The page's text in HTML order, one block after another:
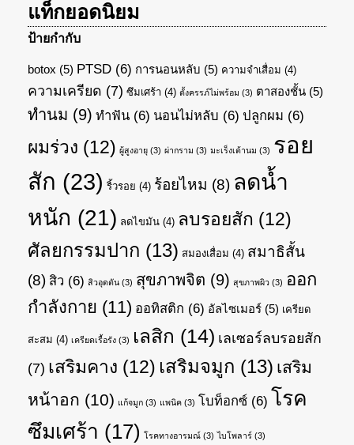
แท็กยอดนิยม
ป้ายกำกับ
botox (5) PTSD (6) การนอนหลับ (5) ความจำเสื่อม (4)
ความเครียด (7) ซึมเศร้า (4) ตั้งครรภ์ไม่พร้อม (3) ตาสองชั้น (5)
ทำนม (9) ทำฟัน (6) นอนไม่หลับ (6) ปลูกผม (6)
ผมร่วง (12) ผู้สูงอายุ (3) ผ่ากราม (3) มะเร็งเต้านม (3) รอย
สัก (23) ริ้วรอย (4) ร้อยไหม (8) ลดน้ำ
หนัก (21) ลดไขมัน (4) ลบรอยสัก (12)
ศัลยกรรมปาก (13) สมองเสื่อม (4) สมาธิสั้น
(8) สิว (6) สิวอุดตัน (3) สุขภาพจิต (9) สุขภาพผิว (3) ออก
กำลังกาย (11) ออทิสติก (6) อัลไซเมอร์ (5) เครียด
สะสม (4) เครียดเรื้อรัง (3) เลสิก (14) เลเซอร์ลบรอยสัก
(7) เสริมคาง (12) เสริมจมูก (13) เสริม
หน้าอก (10) แก้จมูก (3) แพนิค (3) โบท็อกซ์ (6) โรค
ซึมเศร้า (17) โรคทางอารมณ์ (3) ไบโพลาร์ (3)